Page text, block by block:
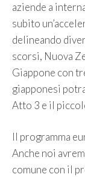
aziende a
subito
delineando
scorsi, Nuova
Giappone con
giapponesi
Atto 3 e il
Il programma
Anche noi
comune con il